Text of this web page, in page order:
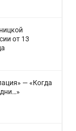
от 13
— «Когда